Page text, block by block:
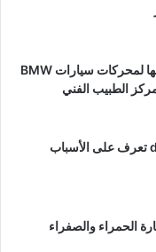
أنواع الزيوت الموصى بها لمحركات سيارات BMW
الطبيب الفني
السيارة لا تتحرك على d تعرف على الأسباب
الحمراء والصفراء